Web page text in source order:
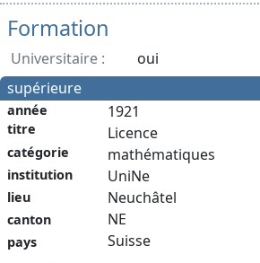
Formation
Universitaire :
oui
supérieure
année
titre
catégorie
institution
lieu
canton
pays
1921
Licence
mathématiques
UniNe
Neuchâtel
NE
Suisse